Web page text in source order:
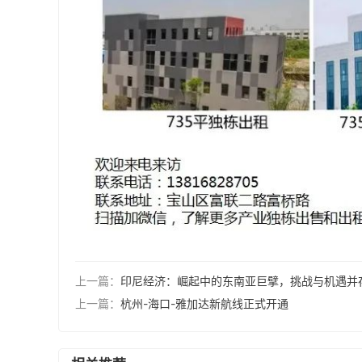
上一篇： 印尼经济：崛起中的东南亚巨擘，挑战与机遇并
上一篇： 杭州-海口-雅加达新航线正式开通